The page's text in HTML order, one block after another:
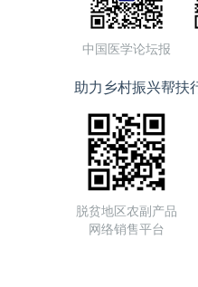
中国医学论坛报
助力乡村振兴帮扶
脱贫地区农副产品
网络销售平台